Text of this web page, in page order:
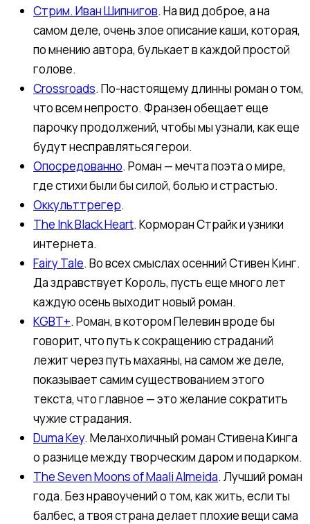
Стрим. Иван Шипнигов. На вид доброе, а на
самом деле, очень злое описание каши, которая,
по мнению автора, булькает в каждой простой
голове.
Crossroads. По-настоящему длинны роман о том,
что всем непросто. Франзен обещает еще
парочку продолжений, чтобы мы узнали, как еще
будут несправляться герои.
Опосредованно. Роман — мечта поэта о мире,
где стихи были бы силой, болью и страстью.
Оккульттрегер.
The Ink Black Heart. Корморан Страйк и узники
интернета.
Fairy Tale. Во всех смыслах осенний Стивен Кинг.
Да здравствует Король, пусть еще много лет
каждую осень выходит новый роман.
KGBT+. Роман, в котором Пелевин вроде бы
говорит, что путь к сокращению страданий
лежит через путь махаяны, на самом же деле,
показывает самим существованием этого
текста, что главное — это желание сократить
чужие страдания.
Duma Key. Меланхоличный роман Стивена Кинга
о разнице между творческим даром и подарком.
The Seven Moons of Maali Almeida. Лучший роман
года. Без нравоучений о том, как жить, если ты
балбес, а твоя страна делает плохие вещи сама